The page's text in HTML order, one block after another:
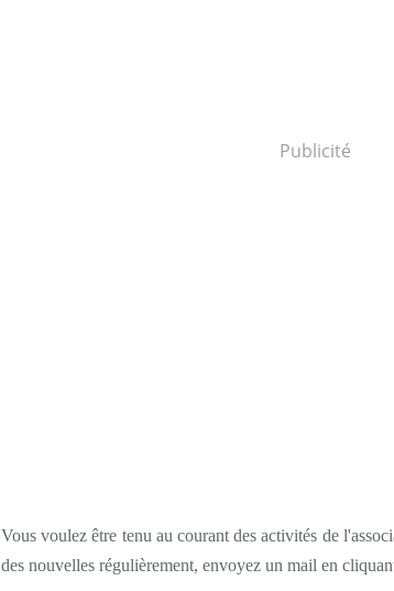
Publicité
Vous voulez être tenu au courant des activités de
des nouvelles régulièrement, envoyez un mail en